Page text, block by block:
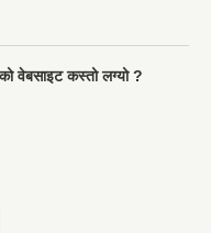
वेबसाइट कस्तो लग्यो ?